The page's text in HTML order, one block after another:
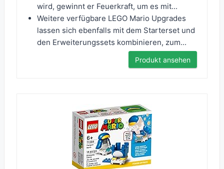
wird, gewinnt er Feuerkraft, um es mit...
Weitere verfügbare LEGO Mario Upgrades
lassen sich ebenfalls mit dem Starterset und
den Erweiterungssets kombinieren, zum...
Produkt ansehen